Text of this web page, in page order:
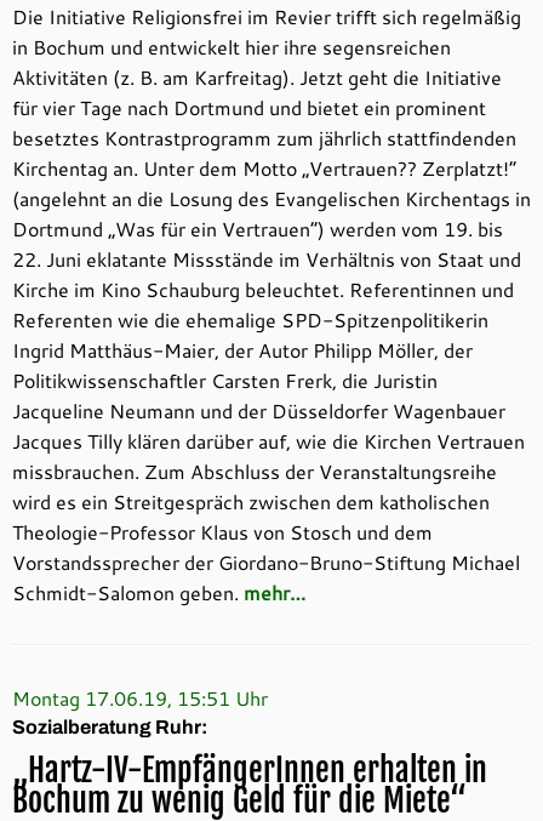
Die Initiative Religionsfrei im Revier trifft sich regelmäßig
in Bochum und entwickelt hier ihre segensreichen
Aktivitäten (z. B. am Karfreitag). Jetzt geht die Initiative
für vier Tage nach Dortmund und bietet ein prominent
besetztes Kontrastprogramm zum jährlich stattfindenden
Kirchentag an. Unter dem Motto „Vertrauen?? Zerplatzt!“
(angelehnt an die Losung des Evangelischen Kirchentags in
Dortmund „Was für ein Vertrauen“) werden vom 19. bis
22. Juni eklatante Missstände im Verhältnis von Staat und
Kirche im Kino Schauburg beleuchtet. Referentinnen und
Referenten wie die ehemalige SPD-Spitzenpolitikerin
Ingrid Matthäus-Maier, der Autor Philipp Möller, der
Politikwissenschaftler Carsten Frerk, die Juristin
Jacqueline Neumann und der Düsseldorfer Wagenbauer
Jacques Tilly klären darüber auf, wie die Kirchen Vertrauen
missbrauchen. Zum Abschluss der Veranstaltungsreihe
wird es ein Streitgespräch zwischen dem katholischen
Theologie-Professor Klaus von Stosch und dem
Vorstandssprecher der Giordano-Bruno-Stiftung Michael
Schmidt-Salomon geben. mehr…
Montag 17.06.19, 15:51 Uhr
Sozialberatung Ruhr:
„Hartz-IV-EmpfängerInnen erhalten in
Bochum zu wenig Geld für die Miete“